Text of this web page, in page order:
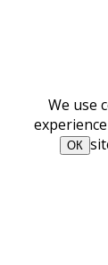
We use
ОК